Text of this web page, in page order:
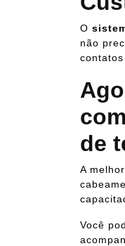
O
não
de
A
Você